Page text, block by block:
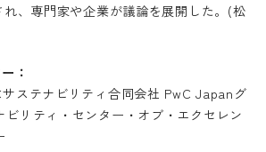
れ、専門家や企業が議論を展開した。(松
：
ステナビリティ合同会社 PwC Japanグ
ビリティ・センター・オブ・エクセレン